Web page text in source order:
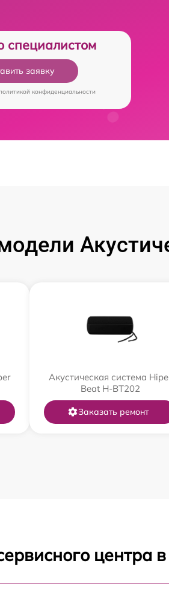
специалистом
заявку
конфиденциальности
Акустическая система
Beat H-BT202
Заказать ремонт
центра